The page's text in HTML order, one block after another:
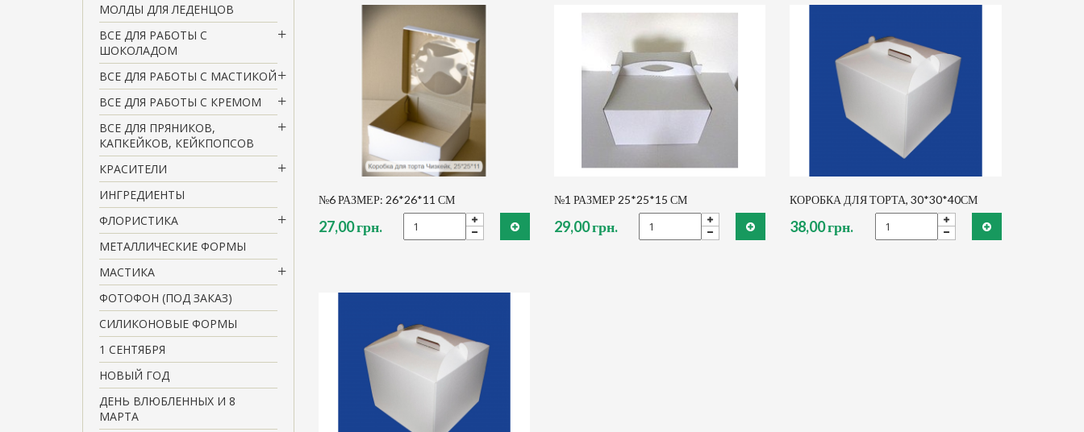
МОЛДЫ ДЛЯ ЛЕДЕНЦОВ
ВСЕ ДЛЯ РАБОТЫ С
ШОКОЛАДОМ
ВСЕ ДЛЯ РАБОТЫ С МАСТИКОЙ
ВСЕ ДЛЯ РАБОТЫ С КРЕМОМ
ВСЕ ДЛЯ ПРЯНИКОВ,
КАПКЕЙКОВ, КЕЙКПОПСОВ
КРАСИТЕЛИ
ИНГРЕДИЕНТЫ
ФЛОРИСТИКА
МЕТАЛЛИЧЕСКИЕ ФОРМЫ
МАСТИКА
ФОТОФОН (ПОД ЗАКАЗ)
СИЛИКОНОВЫЕ ФОРМЫ
1 СЕНТЯБРЯ
НОВЫЙ ГОД
ДЕНЬ ВЛЮБЛЕННЫХ И 8
МАРТА
№6 РАЗМЕР: 26*26*11 СМ
27,00 грн.
№1 РАЗМЕР 25*25*15 СМ
29,00 грн.
КОРОБКА ДЛЯ ТОРТА, 30*30*40СМ
38,00 грн.